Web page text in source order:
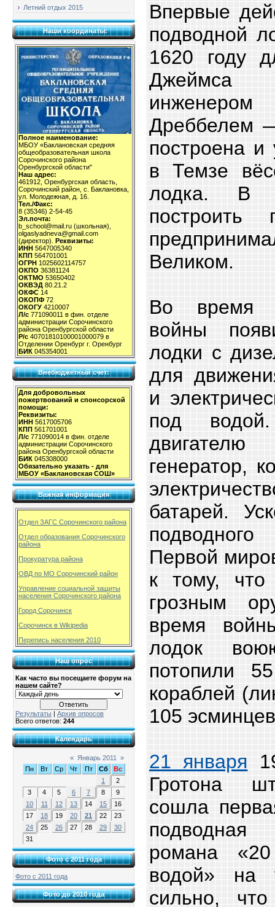
Летний отдых 2015
Наши координаты:
Полное наименование:
МБОУ «Баклановская средняя
общеобразовательная школа
Сорочинского района
Оренбургской области"
Наш адрес:
461912, Оренбургская область,
Сорочинский район, с. Баклановка,
ул. Молодежная, д. 16.
Тел./Факс:
8 (35346) 2-54-45
Эл.почта:
b_school@mail.ru (школьная),
olgaslyadneva@gmail.com
(директор). Реквизиты:
ИНН 5647005340
КПП 564701001
ОГРН 1025602114757
ОКПО 36381124
ОКТМО 53650402
ОКВЭД 80.21.2
ОКФС 14
ОКОПФ 72
ОКОГУ 4210007
Л/с 771090011 в фин. отделе
администрации Сорочинского
района Оренбургской области
Р/с 40701810100001000079 в
Отделении Оренбург г. Оренбург
БИК 045354001
Внебюджетный счет:
Для добровольных
пожертвований и спонсорской
помощи:
Реквизиты:
ИНН 5617005706
КПП 561701001
Л/с 771090014 в фин. отделе
администрации Сорочинского
района Оренбургской области
БИК 045308000
Обязательно указать - для
МБОУ «Баклановская СОШ»
Важная информация
Отдел ЗАГС Сорочинского района
Отдел образования Сорочинского
района
Прокуратура района
ОВД по МО Сорочинский район
Управление социальной защиты
населения Сорочинского района
Город Сорочинск
Сорочинск в Wikipedia
Перепись населения 2010
Наш опрос
Как часто вы посещаете форум на
нашем сайте?
Результаты
Архив опросов
Всего ответов: 244
Календарь
« Январь 2011 »
Пн
Вт Ср Чт Пт Сб
Вс
1
2
3
4 5 6 7 8
9
10
11 12 13 14 15
16
17
18 19 20 21 22
23
24
25 26 27 28 29
30
31
Фото с 2011 года
Фото с 2011 года
Фото до 2010 года
Впервые
подводной
1620 году
Джеймса
инженером
Дреббелем
построена
в Темзе
лодка. В
построить
Великом.
Во время
войны
лодки с
для
и
под
генератор,
батарей.
Первой
к тому, что
грозным
время
лодок
потопили
кораблей
105
21 января
Гротона
сошла
романа
водой» на
сильно,